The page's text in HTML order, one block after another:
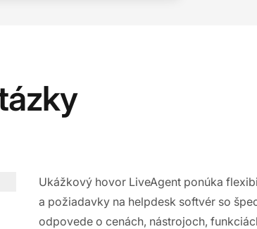
Ukážkový hovor LiveAgent ponúka
a požiadavky na helpdesk softvér so
odpovede o cenách, nástrojoch,